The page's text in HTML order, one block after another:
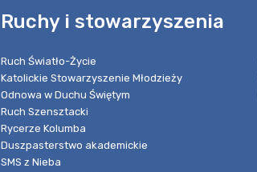
Ruchy i stowarzyszenia
Ruch Światło-Życie
Katolickie Stowarzyszenie Młodzieży
Odnowa w Duchu Świętym
Ruch Szensztacki
Rycerze Kolumba
Duszpasterstwo akademickie
SMS z Nieba